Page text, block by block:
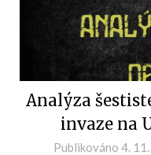
Analýza
invaze na
Publikováno 4.